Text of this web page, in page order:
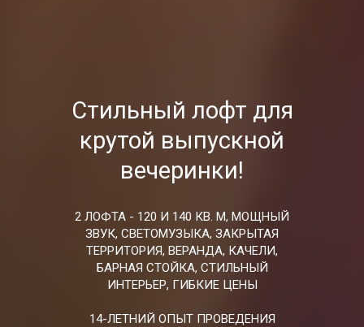
Стильный лофт для
крутой выпускной
вечеринки!
2 ЛОФТА - 120 И 140 КВ. М, МОЩНЫЙ
ЗВУК, СВЕТОМУЗЫКА, ЗАКРЫТАЯ
ТЕРРИТОРИЯ, ВЕРАНДА, КАЧЕЛИ,
БАРНАЯ СТОЙКА, СТИЛЬНЫЙ
ИНТЕРЬЕР, ГИБКИЕ ЦЕНЫ
14-ЛЕТНИЙ ОПЫТ ПРОВЕДЕНИЯ